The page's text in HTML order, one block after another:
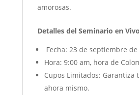
amorosas.
Detalles del Seminario en
Fecha: 23 de septiembre de
Hora: 9:00 am, hora de
Cupos Limitados: Garantiza
ahora mismo.